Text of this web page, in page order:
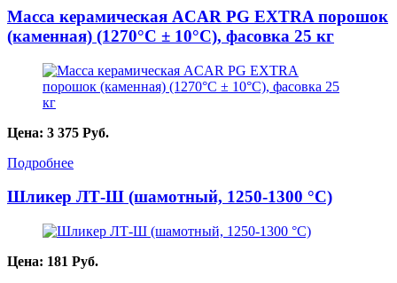
Масса керамическая ACAR PG EXTRA порошок
(каменная) (1270°С ± 10°С), фасовка 25 кг
Цена: 3 375 Руб.
Подробнее
Шликер ЛТ-Ш (шамотный, 1250-1300 °С)
Цена: 181 Руб.